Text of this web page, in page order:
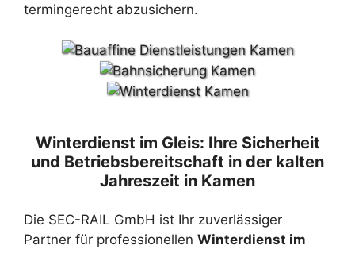
termingerecht abzusichern.
Winterdienst im Gleis: Ihre Sicherheit
und Betriebsbereitschaft in der kalten
Jahreszeit in Kamen
Die SEC-RAIL GmbH ist Ihr zuverlässiger
Partner für professionellen Winterdienst im